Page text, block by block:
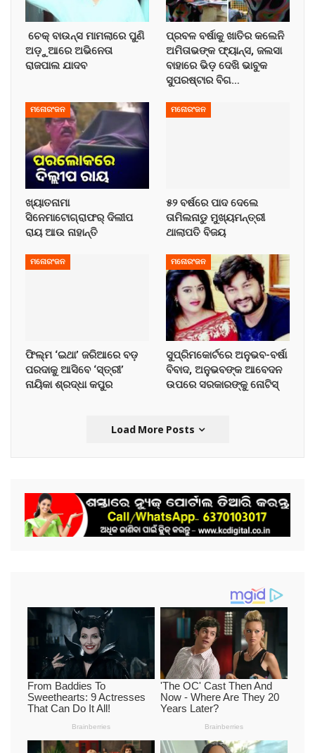
ଚେକ୍ ବାଉନ୍ସ ମାମଲାରେ ପୁଣି
ଅଡ଼ୁଆରେ ଅଭିନେତା
ରାଜପାଲ ଯାଦବ
ପ୍ରବଳ ବର୍ଷାକୁ ଖାତିର କଲେନି
ଅମିତାଭଙ୍କ ଫ୍ୟାନ୍ସ, ଜଲସା
ବାହାରେ ଭିଡ଼ ଦେଖି ଭାବୁକ
ସୁପରଷ୍ଟାର ବିଗ…
ମନୋରଂଜନ
ଖ୍ୟାତନାମା
ସିନେମାଟୋଗ୍ରାଫର୍ ଦିଲୀପ
ରାୟ ଆଉ ନାହାନ୍ତି
ମନୋରଂଜନ
୫୨ ବର୍ଷରେ ପାଦ ଦେଲେ
ତାମିଲନାଡୁ ମୁଖ୍ୟମନ୍ତ୍ରୀ
ଥାଲାପତି ବିଜୟ
ମନୋରଂଜନ
ଫିଲ୍ମ ‘ଇଥା’ ଜରିଆରେ ବଡ଼
ପରଦାକୁ ଆସିବେ ‘ସ୍ତ୍ରୀ’
ନାୟିକା ଶ୍ରଦ୍ଧା କପୁର
ମନୋରଂଜନ
ସୁପ୍ରିମକୋର୍ଟରେ ଅନୁଭବ-ବର୍ଷା
ବିବାଦ, ଅନୁଭବଙ୍କ ଆବେଦନ
ଉପରେ ସରକାରଙ୍କୁ ନୋଟିସ୍
Load More Posts